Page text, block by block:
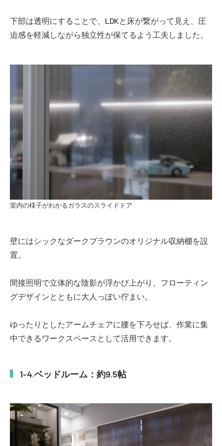
下部は透明にすることで、LDKと床が繋がって見え、圧
迫感を軽減しながら独立性が保てるよう工夫しました。
室内の様子がわかるガラスのスライドドア
壁にはシックなダークブラウンのオリジナル収納棚を設
置。
間接照明で立体的な陰影が浮かび上がり、フローティン
グデザインとともに大人っぽい佇まい。
ゆったりとしたアームチェアに腰を下ろせば、作業に集
中できるワークスペースとして活用できます。
ベッドルーム：約9.5帖